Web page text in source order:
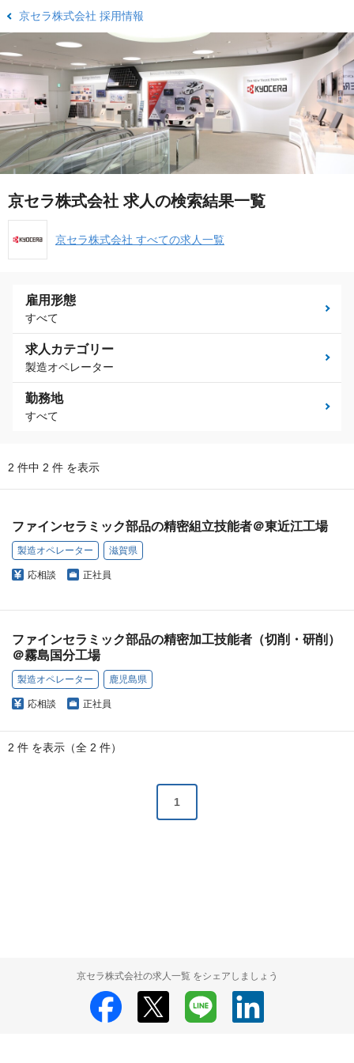
京セラ株式会社 採用情報
京セラ株式会社 求人の検索結果一覧
京セラ株式会社 すべての求人一覧
雇用形態
すべて
求人カテゴリー
製造オペレーター
勤務地
すべて
2 件中 2 件 を表示
ファインセラミック部品の精密組立技能者＠東近江工場
製造オペレーター 滋賀県
応相談 正社員
ファインセラミック部品の精密加工技能者（切削・研削）
＠霧島国分工場
製造オペレーター 鹿児島県
応相談 正社員
2 件 を表示（全 2 件）
1
京セラ株式会社の求人一覧 をシェアしましょう